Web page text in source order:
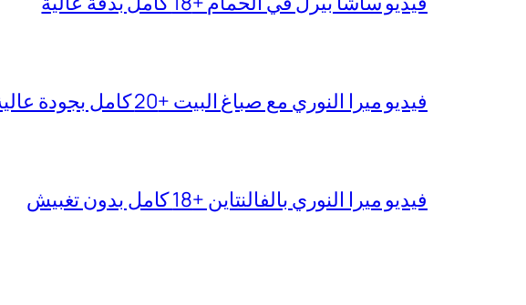
فيديو ميرا النوري مع صباغ البيت +20 كامل بجودة عالية
فيديو ميرا النوري بالفالنتاين +18 كامل بدون تغبيش